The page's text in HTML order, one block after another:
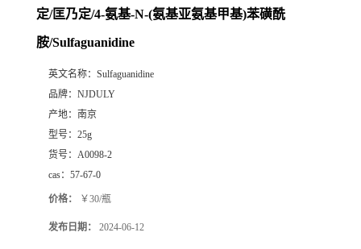
定/匡乃定/4-氨基-N-(氨基亚氨基甲基)苯磺酰
胺/Sulfaguanidine
英文名称： Sulfaguanidine
品牌： NJDULY
产地： 南京
型号： 25g
货号： A0098-2
cas： 57-67-0
价格： ￥30/瓶
发布日期： 2024-06-12